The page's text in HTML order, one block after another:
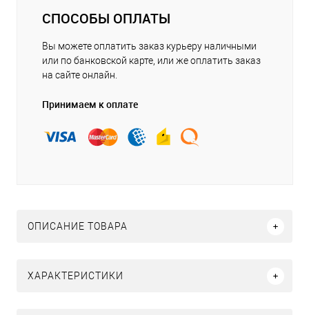
СПОСОБЫ ОПЛАТЫ
Вы можете оплатить заказ курьеру наличными
или по банковской карте, или же оплатить заказ
на сайте онлайн.
Принимаем к оплате
ОПИСАНИЕ ТОВАРА
ХАРАКТЕРИСТИКИ